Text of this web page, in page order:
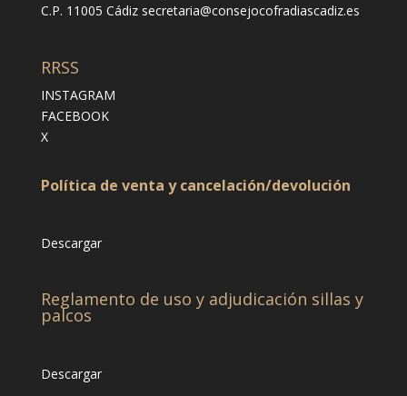
C.P. 11005 Cádiz secretaria@consejocofradiascadiz.es
RRSS
INSTAGRAM
FACEBOOK
X
Política de venta y cancelación/devolución
Descargar
Reglamento de uso y adjudicación sillas y
palcos
Descargar